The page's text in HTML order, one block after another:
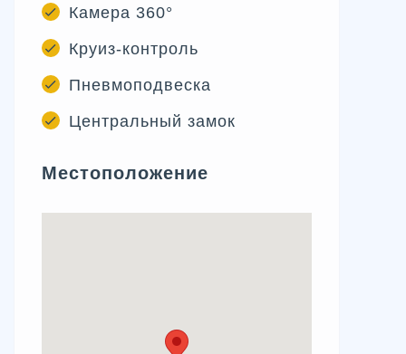
Камера 360°
Круиз-контроль
Пневмоподвеска
Центральный замок
Местоположение